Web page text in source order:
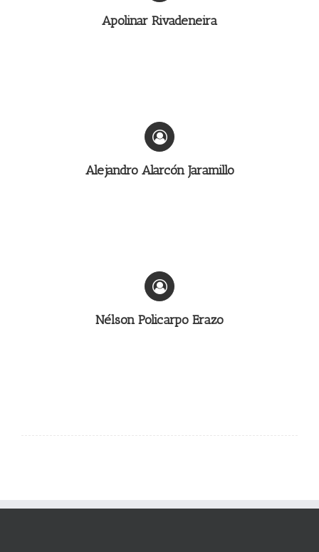
Apolinar Rivadeneira
Alejandro Alarcón Jaramillo
Nélson Policarpo Erazo